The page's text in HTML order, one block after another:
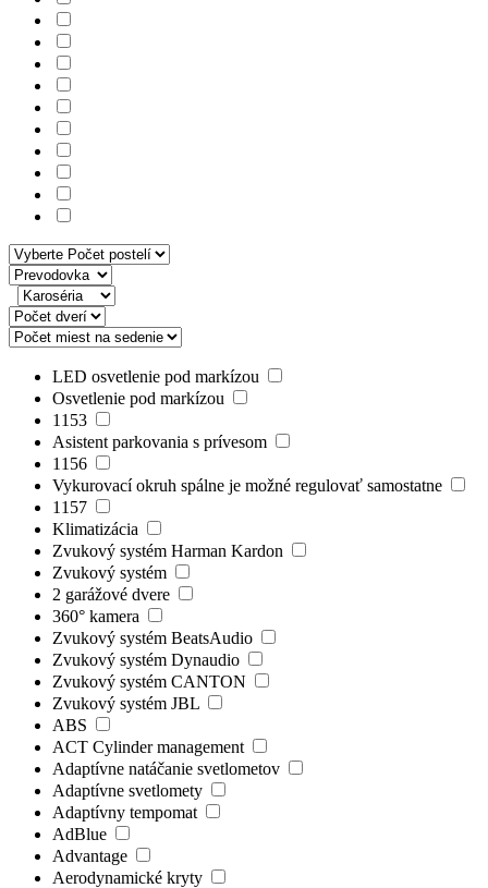
LED osvetlenie pod markízou
Osvetlenie pod markízou
1153
Asistent parkovania s prívesom
1156
Vykurovací okruh spálne je možné regulovať samostatne
1157
Klimatizácia
Zvukový systém Harman Kardon
Zvukový systém
2 garážové dvere
360° kamera
Zvukový systém BeatsAudio
Zvukový systém Dynaudio
Zvukový systém CANTON
Zvukový systém JBL
ABS
ACT Cylinder management
Adaptívne natáčanie svetlometov
Adaptívne svetlomety
Adaptívny tempomat
AdBlue
Advantage
Aerodynamické kryty